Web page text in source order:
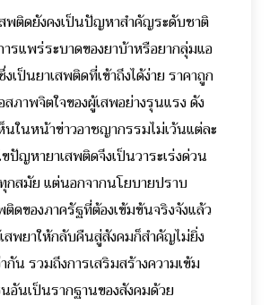
พติดยังคงเป็นปัญหาสำคัญระดับชาติ
ารแพร่ระบาดของยาบ้าหรือยากลุ่มแอ
เป็นยาเสพติดที่เข้าถึงได้ง่าย ราคาถูก
ภาพจิตใจของผู้เสพอย่างรุนแรง ดัง
นในหน้าข่าวอาชญากรรมไม่เว้นแต่ละ
ปัญหายาเสพติดจึงเป็นวาระเร่งด่วน
กสมัย แต่นอกจากนโยบายปราบ
ดของภาครัฐที่ต้องเข้มข้นจริงจังแล้ว
สพยาให้กลับคืนสู่สังคมก็สำคัญไม่ยิ่ง
น รวมถึงการเสริมสร้างความเข้ม
อันเป็นรากฐานของสังคมด้วย